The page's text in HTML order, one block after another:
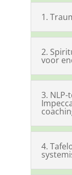
1.
2.
voor
3.
4.